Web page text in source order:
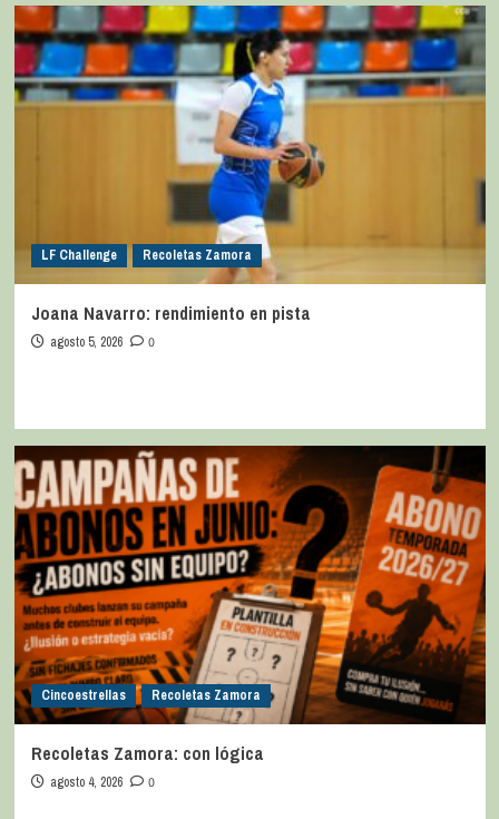
LF Challenge Recoletas Zamora
Joana Navarro: rendimiento en pista
agosto 5, 2026 0
Cincoestrellas Recoletas Zamora
Recoletas Zamora: con lógica
agosto 4, 2026 0